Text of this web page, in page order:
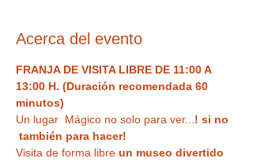
Acerca del evento
FRANJA DE VISITA LIBRE DE 11:00 A
13:00 H. (Duración recomendada 60
minutos)
Un lugar  Mágico no solo para ver... ! si no
también para hacer!
Visita de forma libre un museo divertido